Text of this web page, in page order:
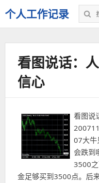
个人工作记录
搜
索：
看图说话：
信心
看图说
07大牛
会跌到
3500
金足够买到3500点。后